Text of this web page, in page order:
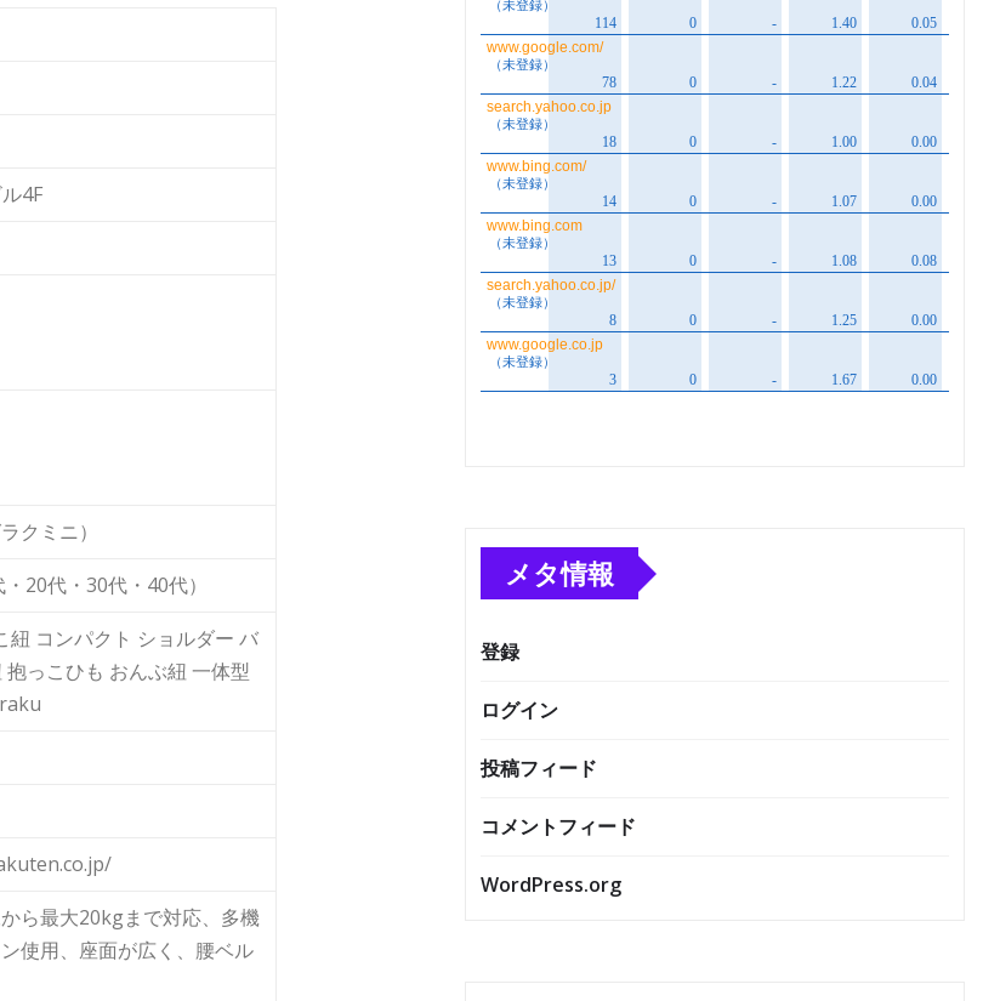
4F
クミニ）
20代・30代・40代）
紐 コンパクト ショルダー バ
っこひも おんぶ紐 一体型
ら最大20kgまで対応、多機
使用、座面が広く、腰ベル
メタ情報
登録
ログイン
投稿フィード
コメントフィード
WordPress.org